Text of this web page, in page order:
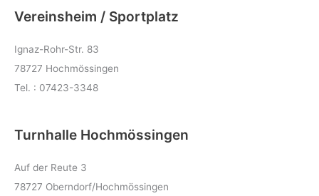
Vereinsheim / Sportplatz
Ignaz-Rohr-Str. 83
78727 Hochmössingen
Tel. : 07423-3348
Turnhalle Hochmössingen
Auf der Reute 3
78727 Oberndorf/Hochmössingen